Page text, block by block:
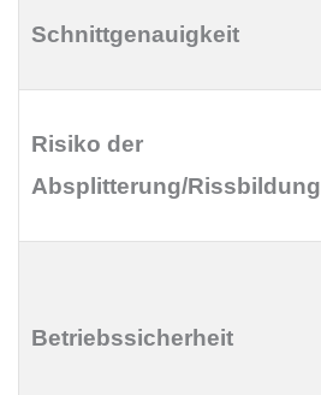
Schnittgenauigkeit
Risiko der
Absplitterung/Rissbildung
Betriebssicherheit